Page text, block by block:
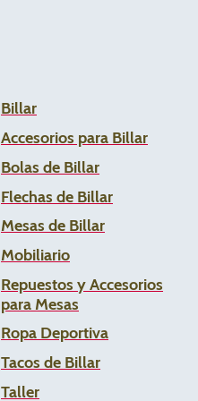
Billar
Accesorios para Billar
Bolas de Billar
Flechas de Billar
Mesas de Billar
Mobiliario
Repuestos y Accesorios
para Mesas
Ropa Deportiva
Tacos de Billar
Taller